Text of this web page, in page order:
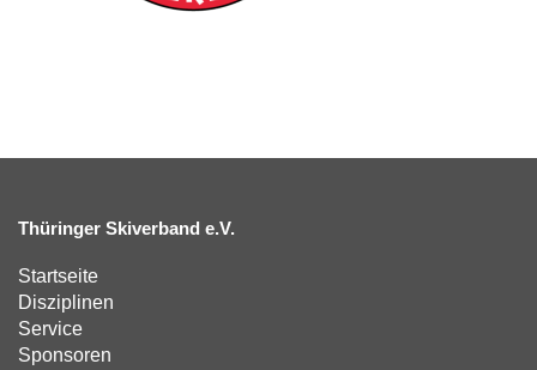
Thüringer Skiverband e.V.
Startseite
Disziplinen
Service
Sponsoren